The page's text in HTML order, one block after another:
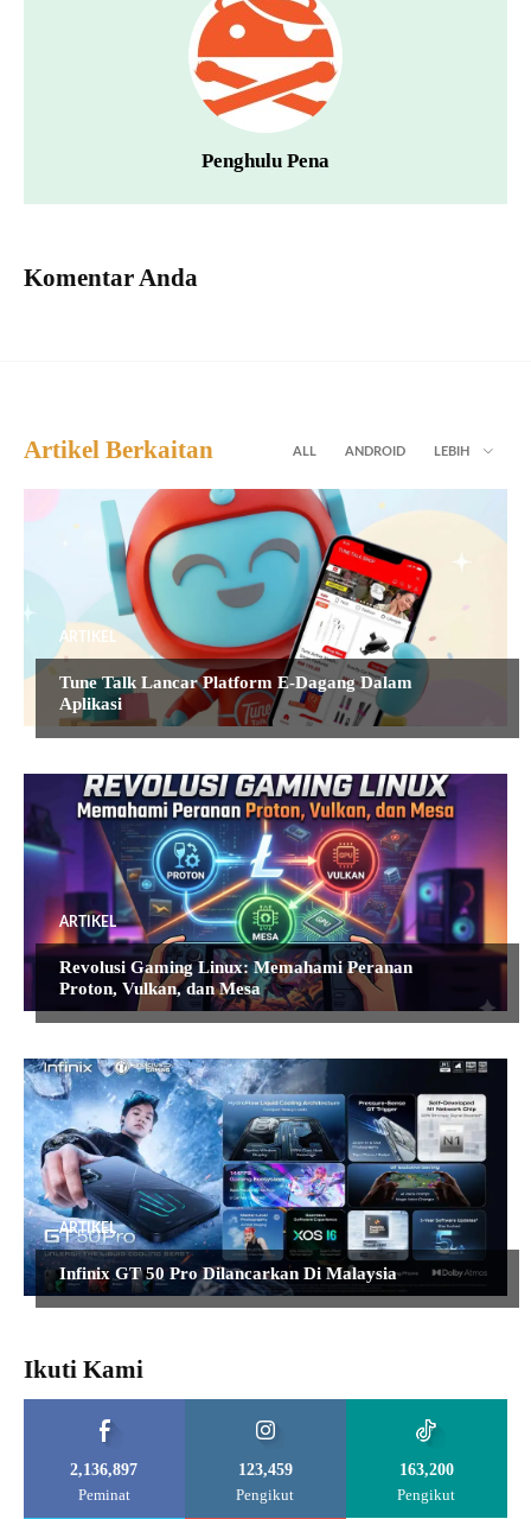
Penghulu Pena
Komentar Anda
Artikel Berkaitan ALL ANDROID LEBIH
ARTIKEL
Tune Talk Lancar Platform E-Dagang Dalam
Aplikasi
ARTIKEL
Revolusi Gaming Linux: Memahami Peranan
Proton, Vulkan, dan Mesa
ARTIKEL
Infinix GT 50 Pro Dilancarkan Di Malaysia
Ikuti Kami
2,136,897
Peminat
123,459
Pengikut
163,200
Pengikut